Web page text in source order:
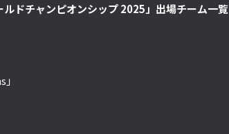
ルドチャンピオンシップ 2025」出場チーム一覧